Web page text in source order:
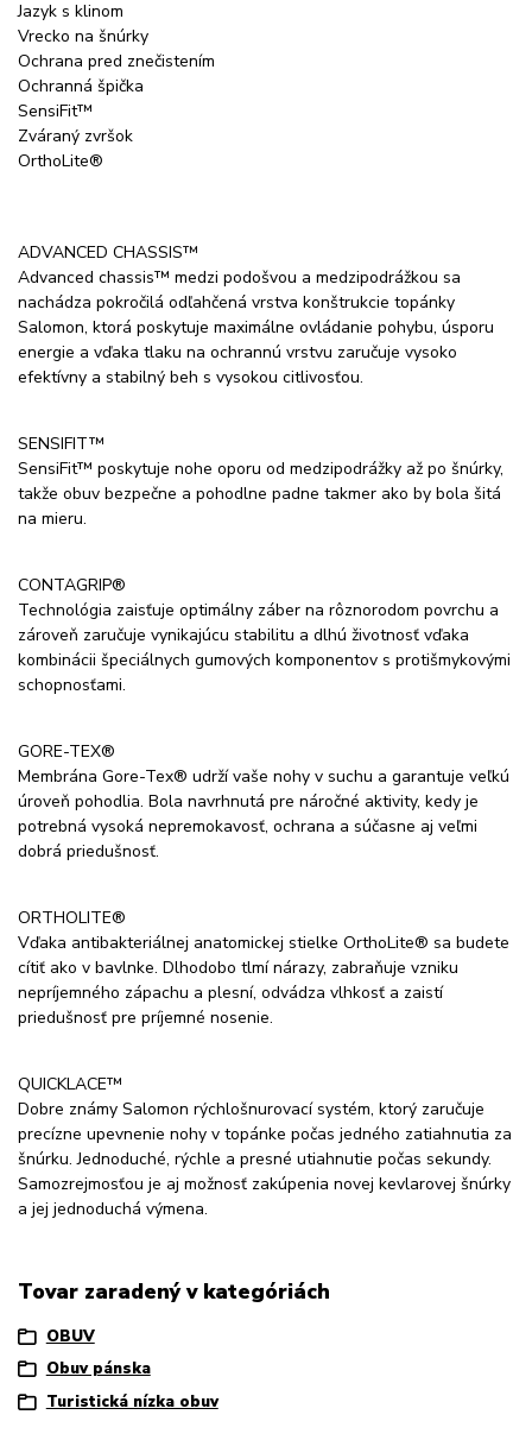
Jazyk s klinom
Vrecko na šnúrky
Ochrana pred znečistením
Ochranná špička
SensiFit™
Zváraný zvršok
OrthoLite®
ADVANCED CHASSIS™
Advanced chassis™ medzi podošvou a medzipodrážkou sa
nachádza pokročilá odľahčená vrstva konštrukcie topánky
Salomon, ktorá poskytuje maximálne ovládanie pohybu, úsporu
energie a vďaka tlaku na ochrannú vrstvu zaručuje vysoko
efektívny a stabilný beh s vysokou citlivosťou.
SENSIFIT™
SensiFit™ poskytuje nohe oporu od medzipodrážky až po šnúrky,
takže obuv bezpečne a pohodlne padne takmer ako by bola šitá
na mieru.
CONTAGRIP®
Technológia zaisťuje optimálny záber na rôznorodom povrchu a
zároveň zaručuje vynikajúcu stabilitu a dlhú životnosť vďaka
kombinácii špeciálnych gumových komponentov s protišmykovými
schopnosťami.
GORE-TEX®
Membrána Gore-Tex® udrží vaše nohy v suchu a garantuje veľkú
úroveň pohodlia. Bola navrhnutá pre náročné aktivity, kedy je
potrebná vysoká nepremokavosť, ochrana a súčasne aj veľmi
dobrá priedušnosť.
ORTHOLITE®
Vďaka antibakteriálnej anatomickej stielke OrthoLite® sa budete
cítiť ako v bavlnke. Dlhodobo tlmí nárazy, zabraňuje vzniku
nepríjemného zápachu a plesní, odvádza vlhkosť a zaistí
priedušnosť pre príjemné nosenie.
QUICKLACE™
Dobre známy Salomon rýchlošnurovací systém, ktorý zaručuje
precízne upevnenie nohy v topánke počas jedného zatiahnutia za
šnúrku. Jednoduché, rýchle a presné utiahnutie počas sekundy.
Samozrejmosťou je aj možnosť zakúpenia novej kevlarovej šnúrky
a jej jednoduchá výmena.
Tovar zaradený v kategóriách
OBUV
Obuv pánska
Turistická nízka obuv